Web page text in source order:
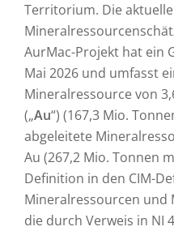
Territorium. Die aktuelle
AurMac-Projekt hat ein
Mai 2026 und umfasst
Mineralressource von
(„Au“) (167,3 Mio.
abgeleitete
Au (267,2 Mio. Tonnen
Definition in den CIM-
Mineralressourcen und
die durch Verweis in NI